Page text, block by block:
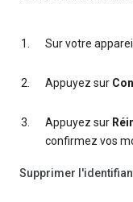
Sur votre
Appuyez sur
Appuyez sur
confirmez vos
Supprimer